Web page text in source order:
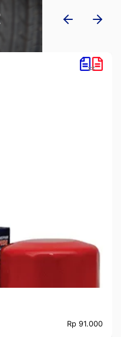
Dyna, Hi-Ace Diesel
Rp 91.000